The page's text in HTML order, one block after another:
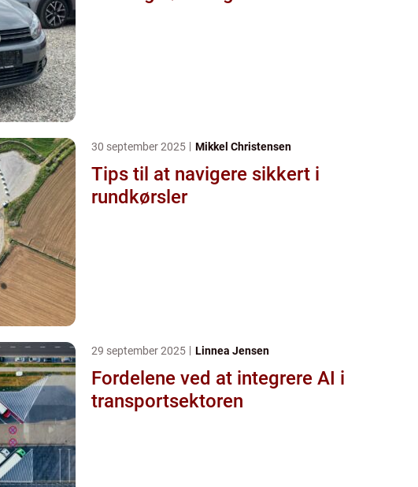
30 september 2025 Mikkel Christensen
Tips til at navigere sikkert i
rundkørsler
29 september 2025 Linnea Jensen
Fordelene ved at integrere AI i
transportsektoren